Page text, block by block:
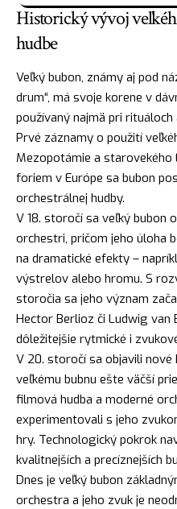
Historický vývoj
hudbe
Veľký bubon, známy aj pod
drum“, má svoje korene v
používaný najmä pri
Prvé záznamy o použití
Mezopotámie a starovekého
foriem v Európe sa bubon
orchestrálnej hudby.
V 18. storočí sa veľký bubon
orchestri, pričom jeho úloha
na dramatické efekty –
výstrelov alebo hromu. S
storočia sa jeho význam
Hector Berlioz či Ludwig van
dôležitejšie rytmické i
V 20. storočí sa objavili nové
veľkému bubnu ešte väčší
filmová hudba a moderné
experimentovali s jeho
hry. Technologický pokrok
kvalitnejších a precíznejších
Dnes je veľký bubon
orchestra a jeho zvuk je